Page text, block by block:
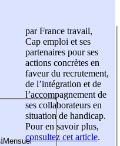
par France travail,
Cap emploi et ses
partenaires pour ses
actions concrètes en
faveur du recrutement,
de l’intégration et de
l’accompagnement de
ses collaborateurs en
situation de handicap.
Pour en savoir plus,
consultez cet article.